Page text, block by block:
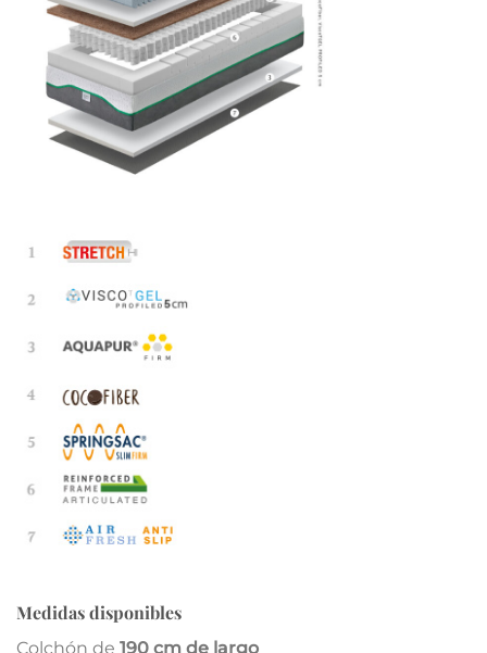
Medidas disponibles
Colchón de 190 cm de largo